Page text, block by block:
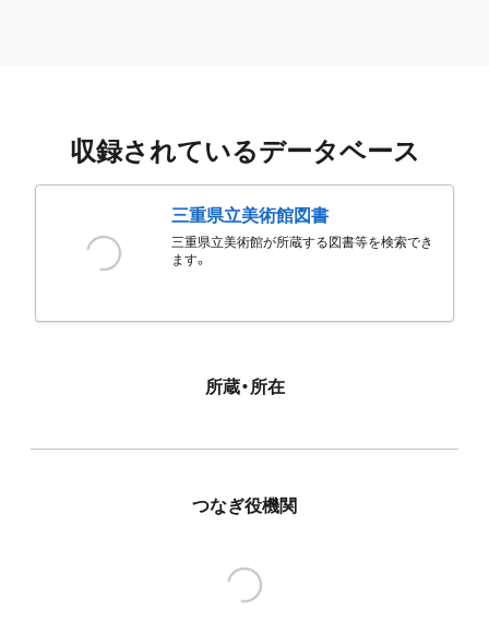
収録されているデータベース
三重県立美術館図書
三重県立美術館が所蔵する図書等を検索でき
ます。
所蔵・所在
つなぎ役機関